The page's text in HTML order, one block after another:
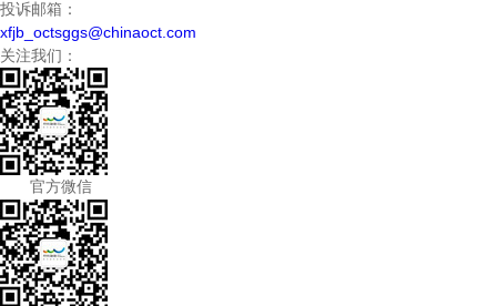
投诉邮箱：
xfjb_octsggs@chinaoct.com
关注我们：
官方微信